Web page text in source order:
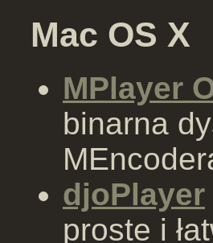
Mac OS X
MPlayer
binarna
djoPlayer
proste i